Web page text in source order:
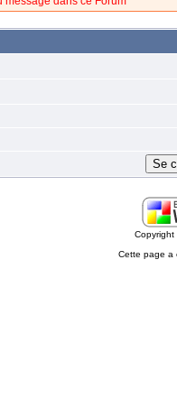
Cette page a